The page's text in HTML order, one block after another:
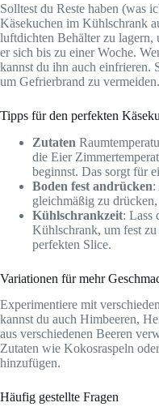
Solltest du Reste haben (was
Käsekuchen im Kühlschrank
luftdichten Behälter zu lagern,
er sich bis zu einer Woche.
kannst du ihn auch einfrieren.
um Gefrierbrand zu vermeiden.
Tipps für den perfekten
Zutaten
die Eier
beginnst. Das sorgt für
Boden fest andrücken:
gleichmäßig zu
Kühlschrankzeit: Lass
Kühlschrank, um fest
perfekten Slice.
Variationen für mehr
Experimentiere mit
kannst du auch Himbeeren,
aus verschiedenen Beeren
Zutaten wie Kokosraspeln
hinzufügen.
Häufig gestellte Fragen